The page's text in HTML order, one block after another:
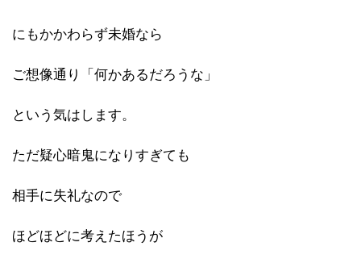
にもかかわらず未婚なら
ご想像通り「何かあるだろうな」
という気はします。
ただ疑心暗鬼になりすぎても
相手に失礼なので
ほどほどに考えたほうが